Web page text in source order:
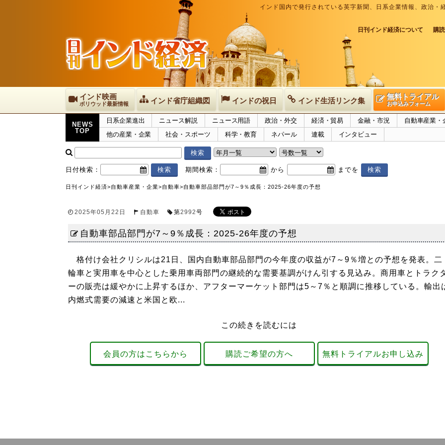
インド国内で発行されている英字新聞、日系企業情報、政治
日刊インド経済について 購
インド映画
ボリウッド最新情報 インド省庁組織図 インドの祝日 インド生活リンク集 無料トライアル
お申込みフォーム
NEWS
TOP
日系企業進出 ニュース解説 ニュース用語 政治・外交 経済・貿易 金融・市況
自動車産業・
他の産業・企業
社会・スポーツ 科学・教育 ネパール 連載 インタビュー
日付検索： 期間検索： から までを
日刊インド経済>自動車産業・企業>自動車>自動車部品部門が7～9％成長：2025-26年度の予想
2025年05月22日 自動車 第2992号
自動車部品部門が7～9％成長：2025-26年度の予想
格付け会社クリシルは21日、国内自動車部品部門の今年度の収益が7～9％増との予想を発表。二
輪車と実用車を中心とした乗用車両部門の継続的な需要基調がけん引する見込み。商用車とトラク
ーの販売は緩やかに上昇するほか、アフターマーケット部門は5～7％と順調に推移している。輸出
内燃式需要の減速と米国と欧...
この続きを読むには
会員の方はこちらから 購読ご希望の方へ 無料トライアルお申し込み